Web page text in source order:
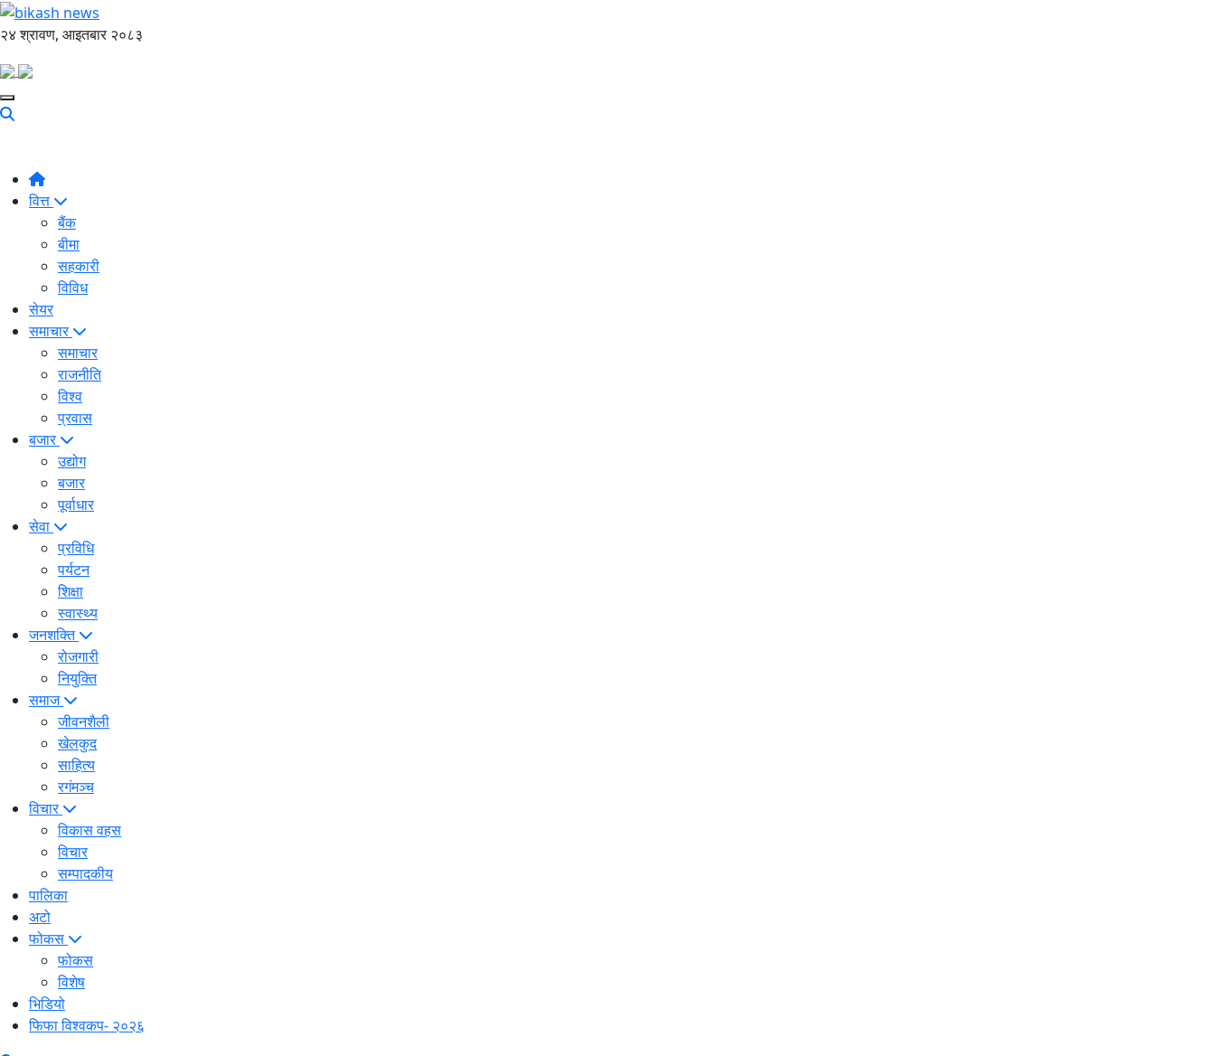
२४ श्रावण, आइतबार २०८३
वित्त
बैंक
बीमा
सहकारी
विविध
सेयर
समाचार
समाचार
राजनीति
विश्व
प्रवास
बजार
उद्योग
बजार
पूर्वाधार
सेवा
प्रविधि
पर्यटन
शिक्षा
स्वास्थ्य
जनशक्ति
रोजगारी
नियुक्ति
समाज
जीवनशैली
खेलकुद
साहित्य
रगंमञ्च
विचार
विकास वहस
विचार
सम्पादकीय
पालिका
अटो
फोकस
फोकस
विशेष
भिडियो
फिफा विश्वकप- २०२६